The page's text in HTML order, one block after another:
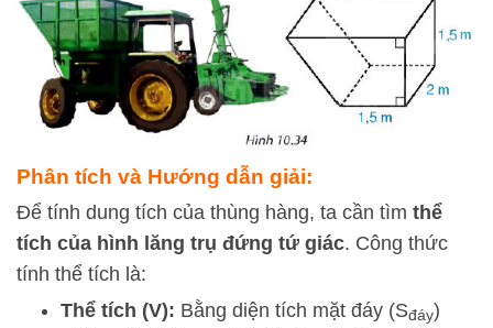
Phân tích và Hướng dẫn giải:
Để tính dung tích của thùng hàng, ta cần tìm thể
tích của hình lăng trụ đứng tứ giác. Công thức
tính thể tích là:
Thể tích (V): Bằng diện tích mặt đáy (Sđáy)